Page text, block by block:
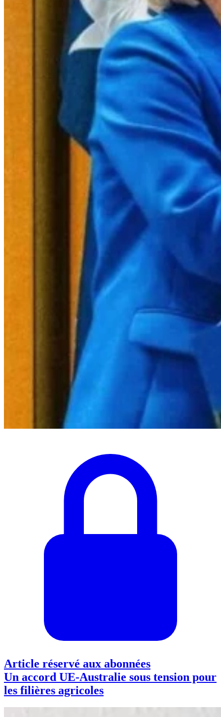
Article réservé aux abonnées
Un accord UE-Australie sous tension pour
les filières agricoles